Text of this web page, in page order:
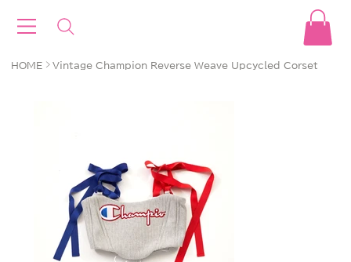
HOME > Vintage Champion Reverse Weave Upcycled Corset